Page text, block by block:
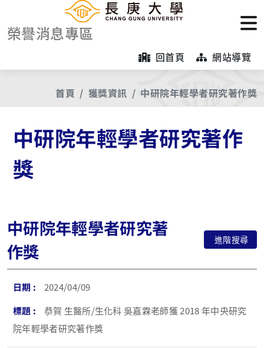
榮譽消息專區
回首頁 網站導覽
首頁 獲獎資訊 中研院年輕學者研究著作獎
中研院年輕學者研究著作
獎
中研院年輕學者研究著
作獎
進階搜尋
2024/04/09
恭賀 生醫所/生化科 吳嘉霖老師獲 2018 年中央研究
院年輕學者研究著作獎